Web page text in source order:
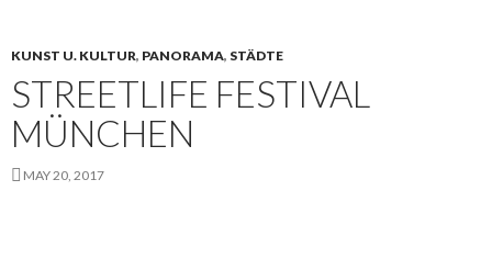
KUNST U. KULTUR, PANORAMA, STÄDTE
STREETLIFE FESTIVAL
MÜNCHEN
MAY 20, 2017